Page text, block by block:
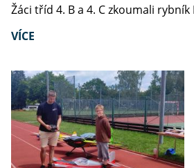
Žáci tříd 4. B a 4. C zkoumali rybník
VÍCE